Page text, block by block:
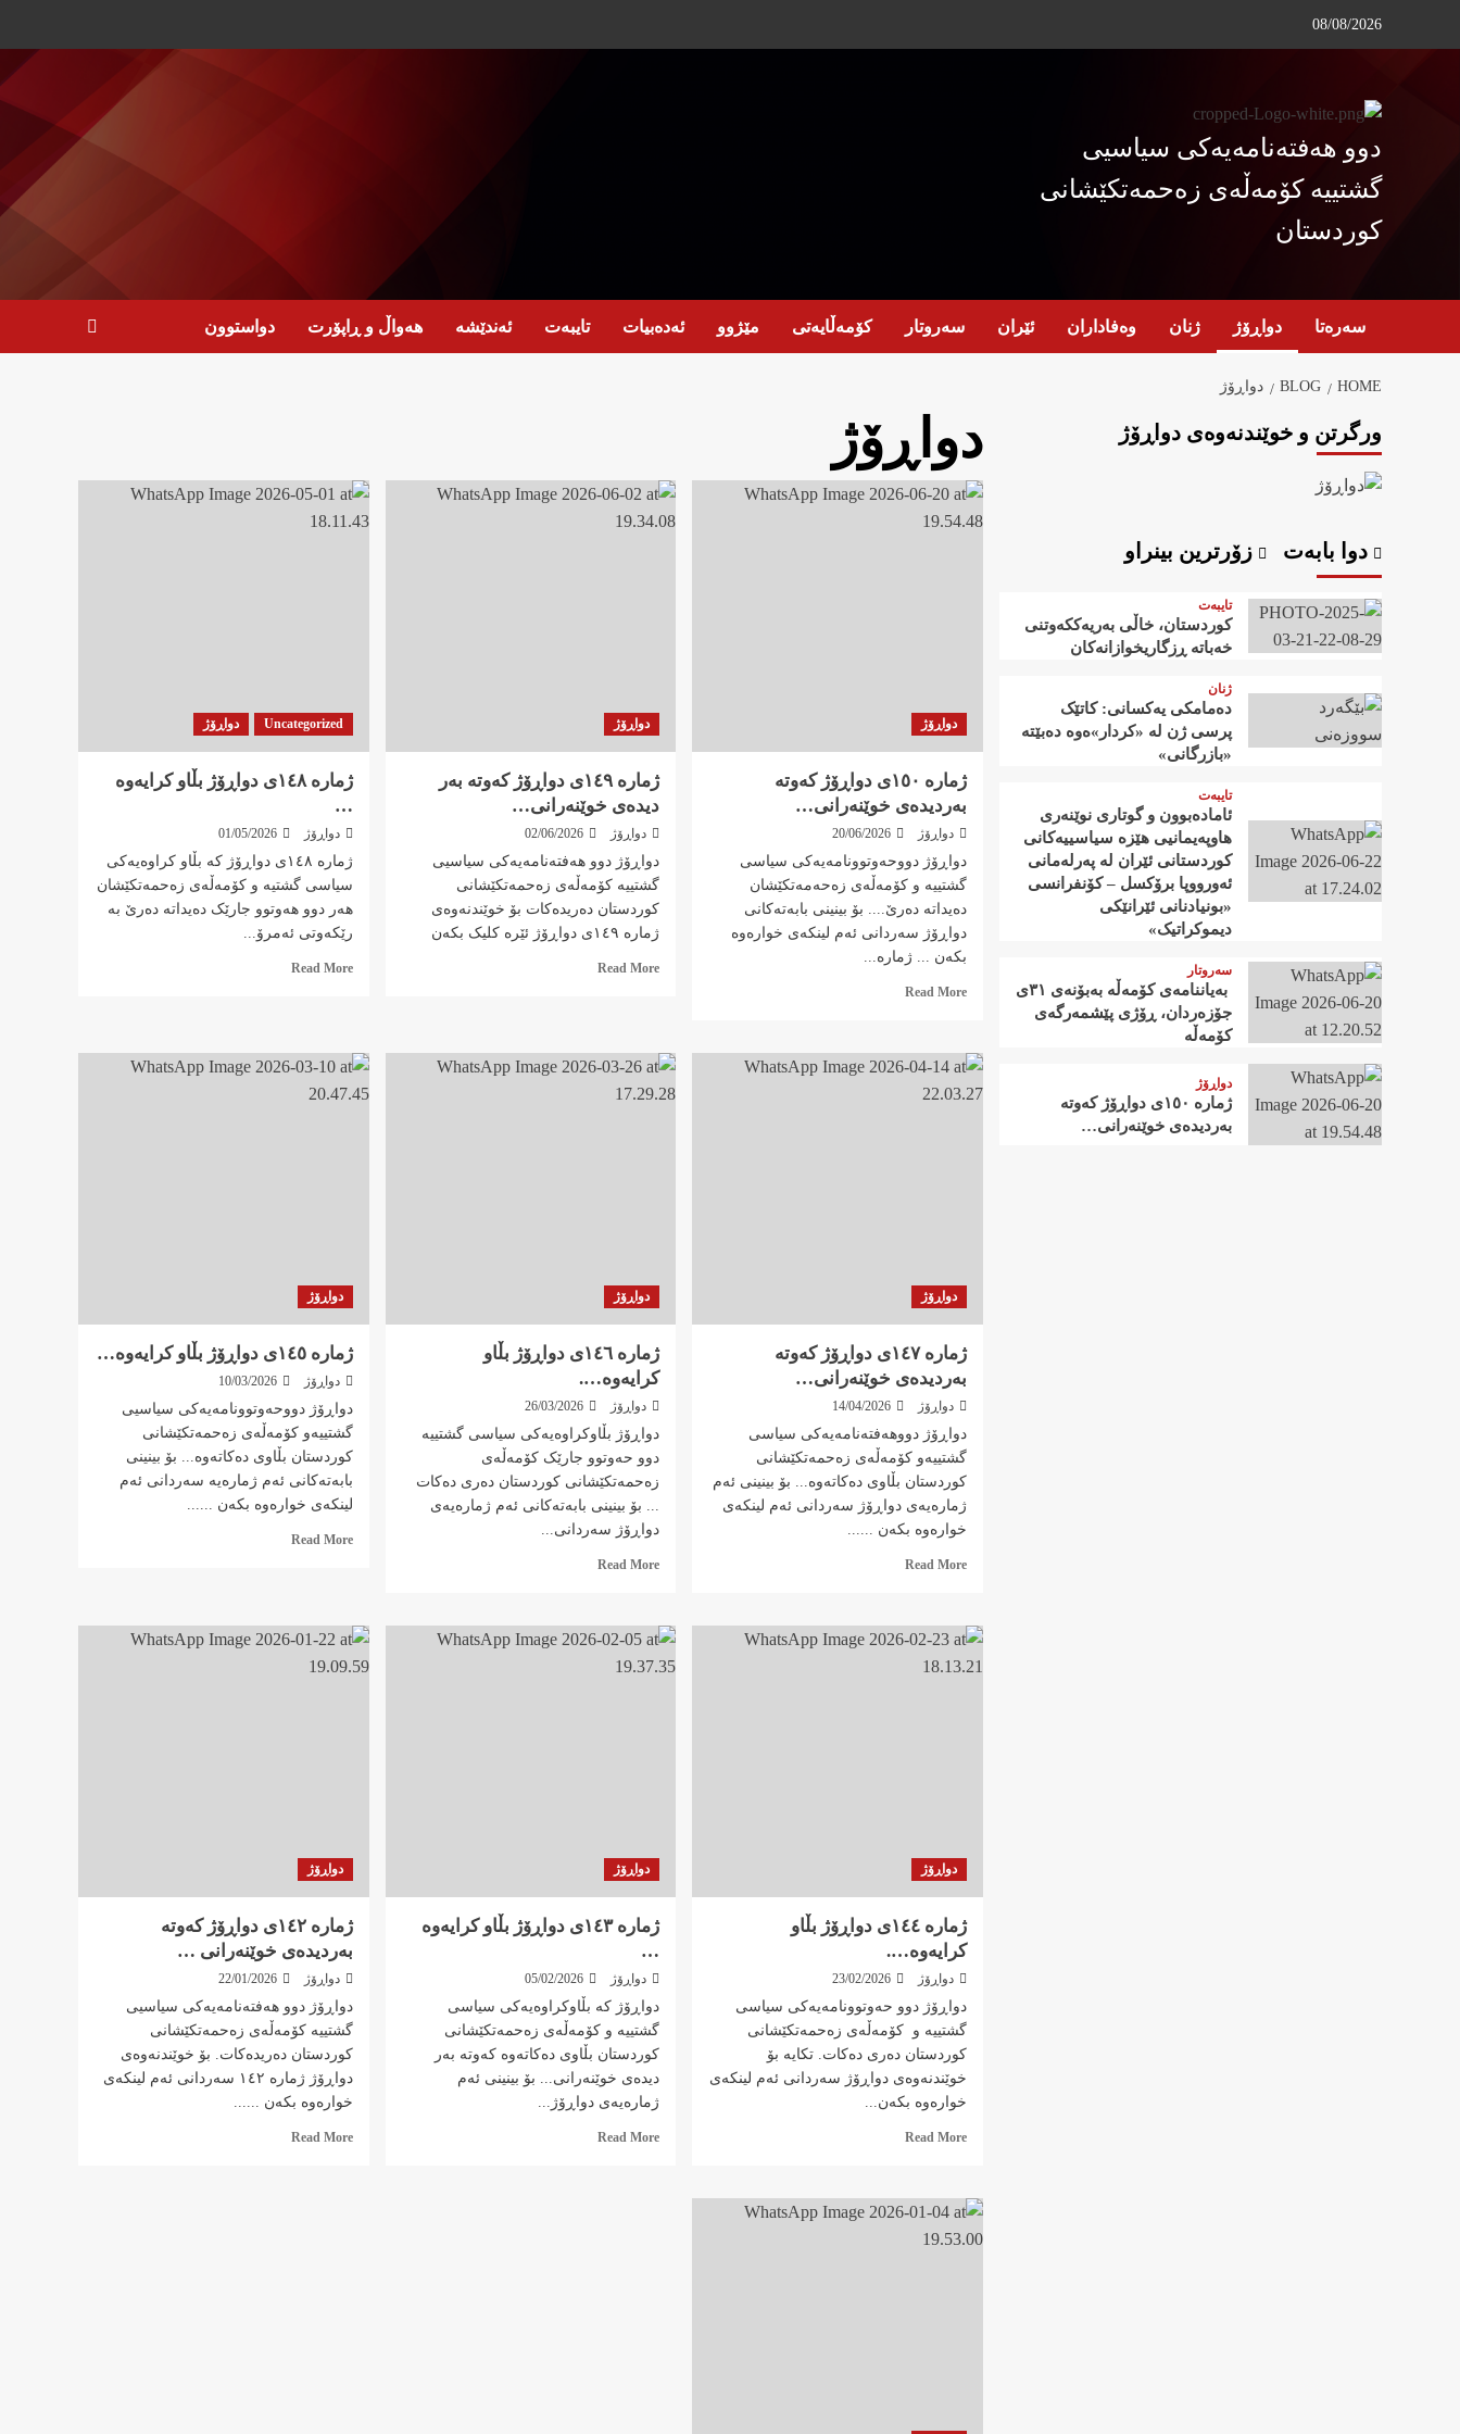
08/08/2026
دوو هەفتەنامەیەکی سیاسیی
گشتییە کۆمەڵەی زەحمەتکێشانی
کوردستان
سەرەتا دواڕۆژ ژنان وەفاداران ئێران سەروتار کۆمەڵایەتی مێژوو ئەدەبیات تایبەت ئەندێشە هەواڵ و ڕاپۆرت دواستوون
HOME
BLOG دواڕۆژ
دواڕۆژ
دواڕۆژ
ژمارە ١٥٠ی دواڕۆژ کەوتە
بەردیدەی خوێنەرانی…
دواڕۆژ 20/06/2026
دواڕۆژ دووحەوتوونامەیەکی سیاسی
گشتییە و کۆمەڵەی زەحەمەتکێشان
دەیداتە دەرێ.... بۆ بینینی بابەتەکانی
دواڕۆژ سەردانی ئەم لینکەی خوارەوە
بکەن ... ژمارە...
Read More
Read
ژمارە
١٥٠ی
دواڕۆژ
ژمارە ١٤٩ی دواڕۆژ کەوتە بەر
دیدەی خوێنەرانی…
دواڕۆژ 02/06/2026
دواڕۆژ دوو هەفتەنامەیەکی سیاسیی
گشتییە کۆمەڵەی زەحمەتکێشانی
کوردستان دەریدەکات بۆ خوێندنەوەی
ژمارە ١٤٩ی دواڕۆژ ئێرە کلیک بکەن
Read More
Read
دواڕۆژ
Uncategorized دواڕۆژ
ژمارە ١٤٨ی دواڕۆژ بڵاو کرایەوە
…
دواڕۆژ 01/05/2026
ژمارە ١٤٨ی دواڕۆژ کە بڵاو کراوەیەکی
سیاسی گشتیە و کۆمەڵەی زەحمەتکێشان
هەر دوو هەوتوو جارێک دەیداتە دەرێ بە
رێکەوتی ئەمرۆ...
Read More
Read
دواڕۆژ
دواڕۆژ
ژمارە ١٤٧ی دواڕۆژ کەوتە
بەردیدەی خوێنەرانی…
دواڕۆژ 14/04/2026
دواڕۆژ دووهەفتەنامەیەکی سیاسی
گشتییەو کۆمەڵەی زەحمەتکێشانی
کوردستان بڵاوی دەکاتەوە... بۆ بینینی ئەم
ژمارەیەی دواڕۆژ سەردانی ئەم لینکەی
خوارەوە بکەن ......
Read More
Read
ژمارە
١٤٧ی
دواڕۆژ
ژمارە ١٤٦ی دواڕۆژ بڵاو
کرایەوە….
دواڕۆژ 26/03/2026
دواڕۆژ بڵاوکراوەیەکی سیاسی گشتییە
دوو حەوتوو جارێک کۆمەڵەی
زەحمەتکێشانی کوردستان دەری دەکات
... بۆ بینینی بابەتەکانی ئەم ژمارەیەی
دواڕۆژ سەردانی...
Read More
Read
ژمارە
١٤٦ی
دواڕۆژ
ژمارە ١٤٥ی دواڕۆژ بڵاو کرایەوە…
دواڕۆژ 10/03/2026
دواڕۆژ دووحەوتوونامەیەکی سیاسیی
گشتییەو کۆمەڵەی زەحمەتکێشانی
کوردستان بڵاوی دەکاتەوە... بۆ بینینی
بابەتەکانی ئەم ژمارەیە سەردانی ئەم
لینکەی خوارەوە بکەن ......
Read More
Read
دواڕۆژ
دواڕۆژ
ژمارە ١٤٤ی دواڕۆژ بڵاو
کرایەوە….
دواڕۆژ 23/02/2026
دواڕۆژ دوو حەوتوونامەیەکی سیاسی
گشتییە و کۆمەڵەی زەحمەتکێشانی
کوردستان دەری دەکات. تکایە بۆ
خوێندنەوەی دواڕۆژ سەردانی ئەم لینکەی
خوارەوە بکەن...
Read More
Read
ژمارە
١٤٤ی
دواڕۆژ
ژمارە ١٤٣ی دواڕۆژ بڵاو کرایەوە
…
دواڕۆژ 05/02/2026
دواڕۆژ کە بڵاوکراوەیەکی سیاسی
گشتییە و کۆمەڵەی زەحمەتکێشانی
کوردستان بڵاوی دەکاتەوە کەوتە بەر
دیدەی خوێنەرانی... بۆ بینینی ئەم
ژمارەیەی دواڕۆژ...
Read More
Read
دواڕۆژ
ژمارە ١٤٢ی دواڕۆژ کەوتە
بەردیدەی خوێنەرانی …
دواڕۆژ 22/01/2026
دواڕۆژ دوو هەفتەنامەیەکی سیاسیی
گشتییە کۆمەڵەی زەحمەتکێشانی
کوردستان دەریدەکات. بۆ خوێندنەوەی
دواڕۆژ ژمارە ١٤٢ سەردانی ئەم لینکەی
خوارەوە بکەن ......
Read More
Read
ورگرتن و خوێندنەوەی دواڕۆژ
دوا بابەت زۆرترین بینراو
تایبەت
کوردستان، خاڵی بەریەککەوتنی
خەباتە ڕزگاریخوازانەکان
ژنان
دەمامکی یەکسانی: کاتێک
پرسی ژن لە «کردار»ەوە دەبێتە
«بازرگانی»
تایبەت
ئامادەبوون و گوتاری نوێنەری
هاوپەیمانیی هێزە سیاسییەکانی
کوردستانی ئێران لە پەرلەمانی
ئەورووپا برۆکسل – کۆنفرانسی
«بونیادنانی ئێرانێکی
دیموکراتیک»
سەروتار
‍ بەیاننامەی کۆمەڵە بەبۆنەی ٣١ی
جۆزەردان، ڕۆژی پێشمەرگەی
کۆمەڵە
دواڕۆژ
ژمارە ١٥٠ی دواڕۆژ کەوتە
بەردیدەی خوێنەرانی…